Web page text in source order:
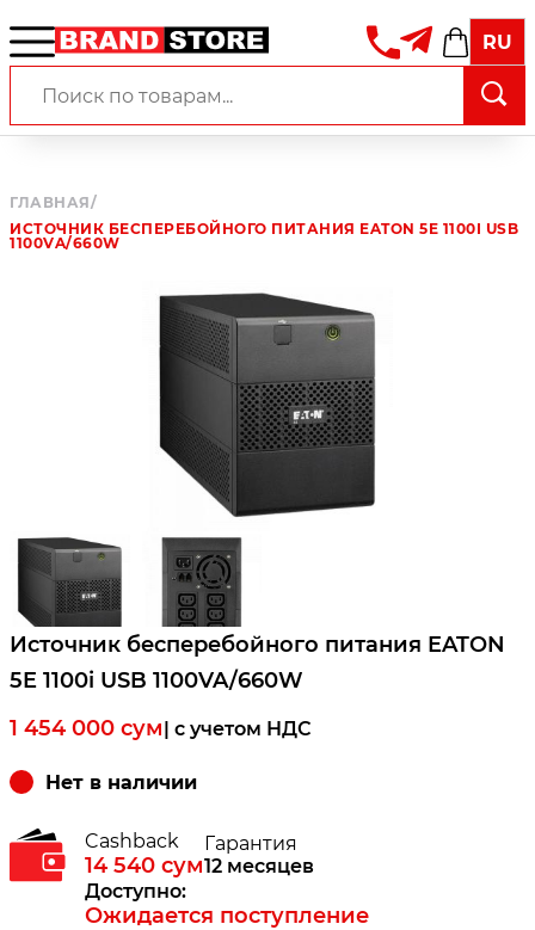
RU
ГЛАВНАЯ/
ИСТОЧНИК БЕСПЕРЕБОЙНОГО ПИТАНИЯ EATON 5E 1100I USB
1100VA/660W
Источник бесперебойного питания EATON
5E 1100i USB 1100VA/660W
1 454 000 сум| c учетом НДС
Нет в наличии
Cashback
14 540 сум
Гарантия
12 месяцев
Доступно:
Ожидается поступление